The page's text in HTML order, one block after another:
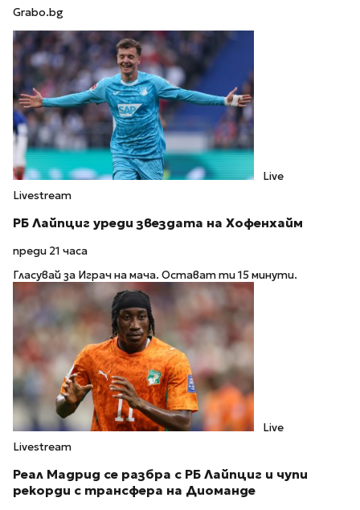
Grabo.bg
Live
Livestream
РБ Лайпциг уреди звездата на Хофенхайм
преди 21 часа
Гласувай за Играч на мача. Остават ти 15 минути.
Live
Livestream
Реал Мадрид се разбра с РБ Лайпциг и чупи
рекорди с трансфера на Диоманде